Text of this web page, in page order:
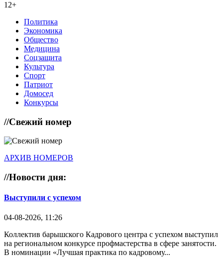
12+
Политика
Экономика
Общество
Медицина
Соцзащита
Культура
Спорт
Патриот
Домосед
Конкурсы
//Свежий номер
АРХИВ НОМЕРОВ
//Новости дня:
Выступили с успехом
04-08-2026, 11:26
Коллектив барышского Кадрового центра с успехом выступил
на региональном конкурсе профмастерства в сфере занятости.
В номинации «Лучшая практика по кадровому...